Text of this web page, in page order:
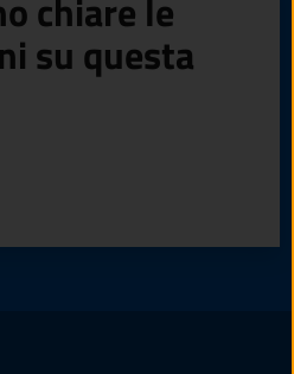
su questa